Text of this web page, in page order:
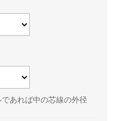
あれば中の芯線の外径